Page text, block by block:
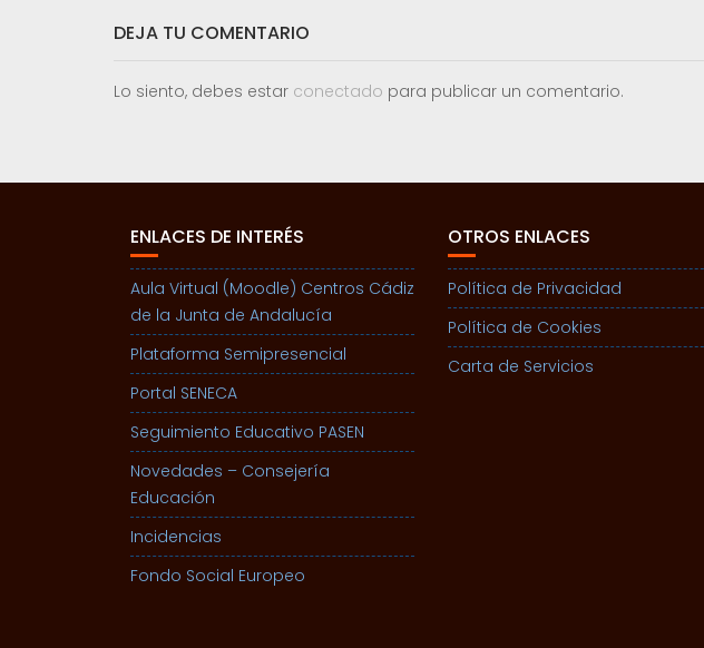
DEJA TU COMENTARIO
Lo siento, debes estar conectado para publicar un comentario.
ENLACES DE INTERÉS
Aula Virtual (Moodle) Centros Cádiz
de la Junta de Andalucía
Plataforma Semipresencial
Portal SENECA
Seguimiento Educativo PASEN
Novedades – Consejería
Educación
Incidencias
Fondo Social Europeo
OTROS ENLACES
Política de Privacidad
Política de Cookies
Carta de Servicios